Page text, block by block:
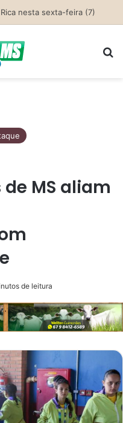
nesta sexta-feira (7)
MS aliam
de leitura